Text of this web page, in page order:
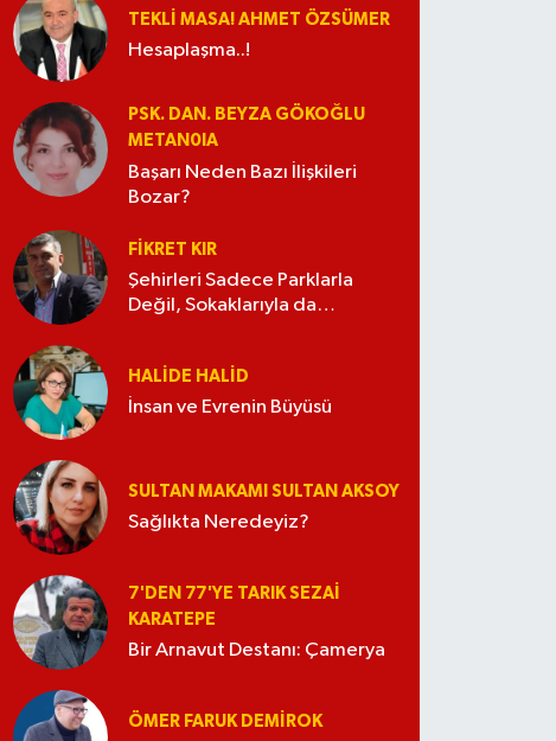
TEKLI MASA! AHMET ÖZSÜMER
Hesaplaşma..!
PSK. DAN. BEYZA GÖKOĞLU
METAN0IA
Başarı Neden Bazı İlişkileri
Bozar?
FIKRET KIR
Şehirleri Sadece Parklarla
Değil, Sokaklarıyla da
HALIDE HALID
İnsan ve Evrenin Büyüsü
SULTAN MAKAMI SULTAN AKSOY
Sağlıkta Neredeyiz?
7'DEN 77'YE TARIK SEZAI
KARATEPE
Bir Arnavut Destanı: Çamerya
ÖMER FARUK DEMIROK